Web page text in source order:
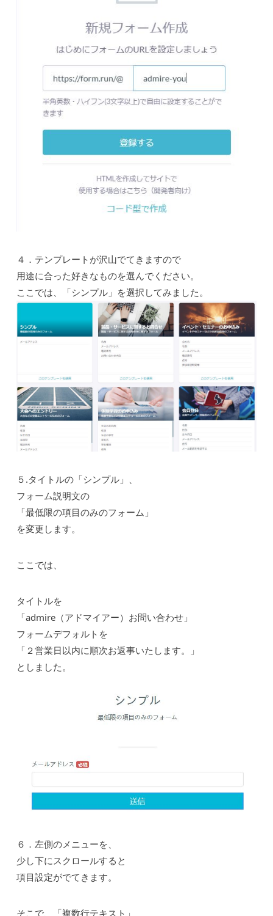
４．テンプレートが沢山でてきますので
用途に合った好きなものを選んでください。
ここでは、「シンプル」を選択してみました。
５.タイトルの「シンプル」、
フォーム説明文の
「最低限の項目のみのフォーム」
を変更します。
ここでは、
タイトルを
「admire（アドマイアー）お問い合わせ」
フォームデフォルトを
「２営業日以内に順次お返事いたします。」
としました。
６．左側のメニューを、
少し下にスクロールすると
項目設定がでてきます。
そこで、「複数行テキスト」